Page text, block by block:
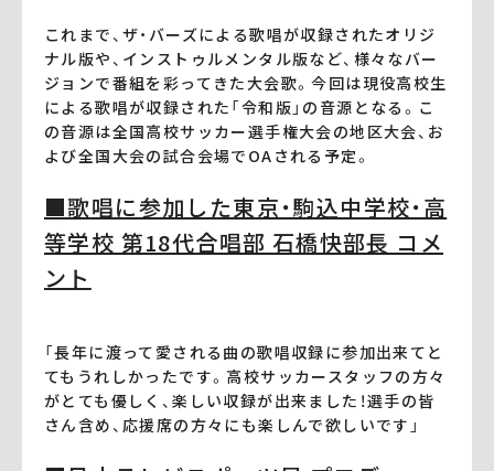
これまで、ザ・バーズによる歌唱が収録されたオリジ
ナル版や、インストゥルメンタル版など、様々なバー
ジョンで番組を彩ってきた大会歌。今回は現役高校生
による歌唱が収録された「令和版」の音源となる。こ
の音源は全国高校サッカー選手権大会の地区大会、お
よび全国大会の試合会場でOAされる予定。
■歌唱に参加した東京・駒込中学校・高
等学校 第18代合唱部 石橋快部長 コメ
ント
「長年に渡って愛される曲の歌唱収録に参加出来てと
てもうれしかったです。高校サッカースタッフの方々
がとても優しく、楽しい収録が出来ました！選手の皆
さん含め、応援席の方々にも楽しんで欲しいです」